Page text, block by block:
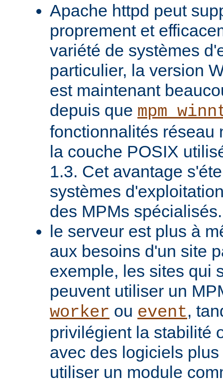
Apache httpd peut
proprement et
variété de systèmes
particulier, la version
est maintenant
depuis que
fonctionnalités réseau
la couche POSIX
1.3. Cet avantage
systèmes
des MPMs spécialisés.
le serveur est plus à
aux besoins d'un site
exemple, les sites qui
peuvent utiliser un
worker ou event,
privilégient la stabilité
avec des logiciels
utiliser un module